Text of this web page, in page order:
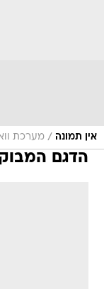
אין תמונה / מערכת
הדגם